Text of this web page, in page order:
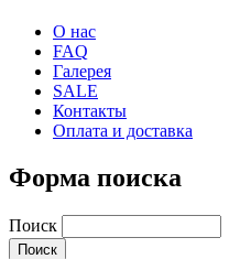
О нас
FAQ
Галерея
SALE
Контакты
Оплата и доставка
Форма поиска
Поиск